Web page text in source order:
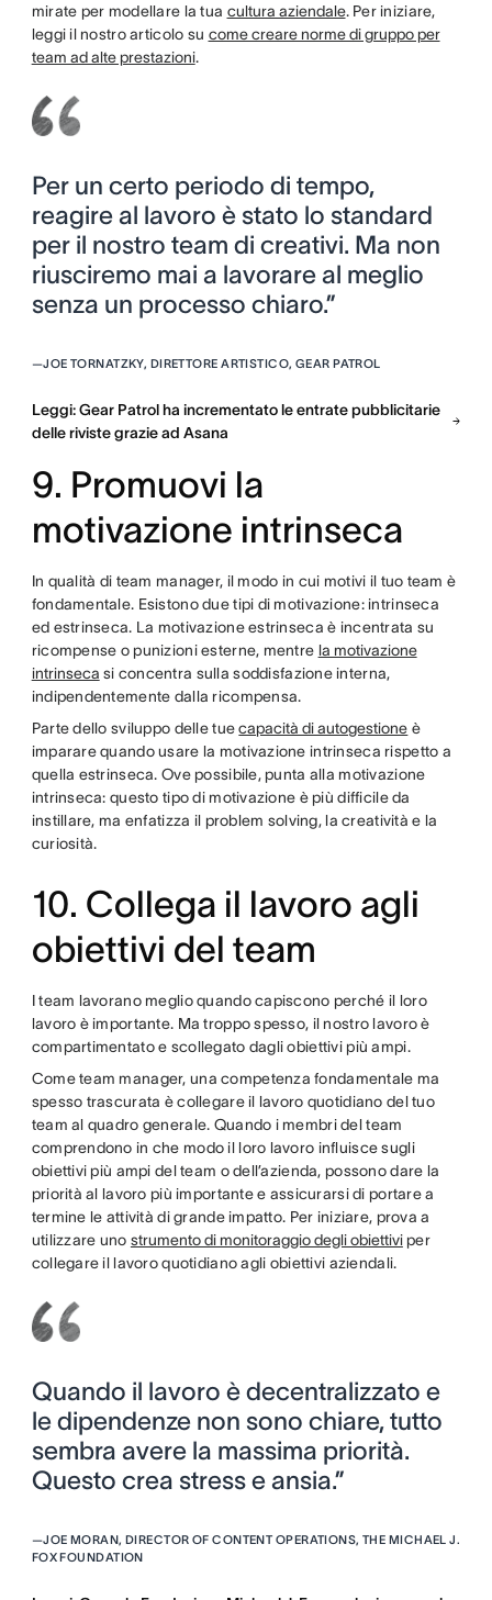
mirate per modellare la tua cultura aziendale. Per iniziare,
leggi il nostro articolo su come creare norme di gruppo per
team ad alte prestazioni.
Per un certo periodo di tempo,
reagire al lavoro è stato lo standard
per il nostro team di creativi. Ma non
riusciremo mai a lavorare al meglio
senza un processo chiaro.”
—JOE TORNATZKY, DIRETTORE ARTISTICO, GEAR PATROL
Leggi: Gear Patrol ha incrementato le entrate pubblicitarie
delle riviste grazie ad Asana
9. Promuovi la
motivazione intrinseca
In qualità di team manager, il modo in cui motivi il tuo team è
fondamentale. Esistono due tipi di motivazione: intrinseca
ed estrinseca. La motivazione estrinseca è incentrata su
ricompense o punizioni esterne, mentre la motivazione
intrinseca si concentra sulla soddisfazione interna,
indipendentemente dalla ricompensa.
Parte dello sviluppo delle tuecapacità di autogestione è
imparare quando usare la motivazione intrinseca rispetto a
quella estrinseca. Ove possibile, punta alla motivazione
intrinseca: questo tipo di motivazione è più difficile da
instillare, ma enfatizza il problem solving, la creatività e la
curiosità.
10. Collega il lavoro agli
obiettivi del team
I team lavorano meglio quando capiscono perché il loro
lavoro è importante. Ma troppo spesso, il nostro lavoro è
compartimentato e scollegato dagli obiettivi più ampi.
Come team manager, una competenza fondamentale ma
spesso trascurata è collegare il lavoro quotidiano del tuo
team al quadro generale. Quando i membri del team
comprendono in che modo il loro lavoro influisce sugli
obiettivi più ampi del team o dell’azienda, possono dare la
priorità al lavoro più importante e assicurarsi di portare a
termine le attività di grande impatto. Per iniziare, prova a
utilizzare uno strumento di monitoraggio degli obiettiviper
collegare il lavoro quotidiano agli obiettivi aziendali.
Quando il lavoro è decentralizzato e
le dipendenze non sono chiare, tutto
sembra avere la massima priorità.
Questo crea stress e ansia.”
—JOE MORAN, DIRECTOR OF CONTENT OPERATIONS, THE MICHAEL J.
FOX FOUNDATION